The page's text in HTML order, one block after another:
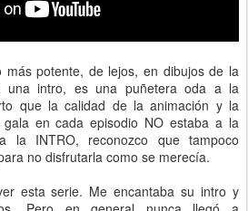
más potente, de lejos, en dibujos de la
una intro, es una puñetera oda a la
que la calidad de la animación y la
en cada episodio NO estaba a la
la INTRO, reconozco que tampoco
no disfrutarla como se merecía.
esta serie. Me encantaba su intro y